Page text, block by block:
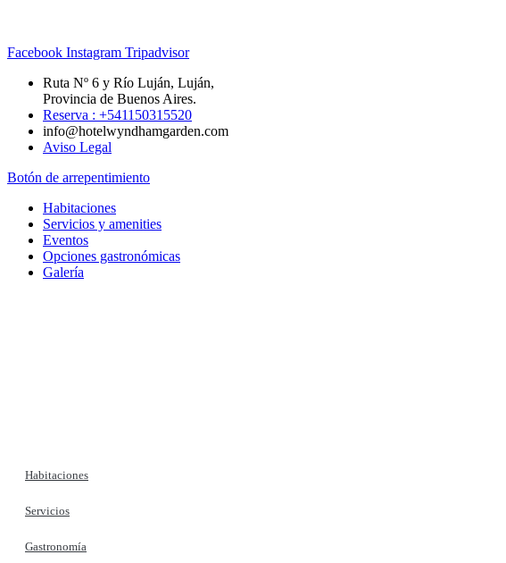
Facebook Instagram Tripadvisor
Ruta Nº 6 y Río Luján, Luján,
Provincia de Buenos Aires.
Reserva : +541150315520
info@hotelwyndhamgarden.com
Aviso Legal
Botón de arrepentimiento
Habitaciones
Servicios y amenities
Eventos
Opciones gastronómicas
Galería
Habitaciones
Servicios
Gastronomía